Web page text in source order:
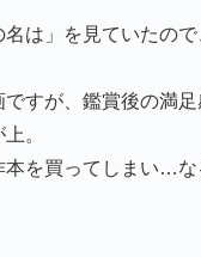
は」を見ていたの
ですが、鑑賞後の満
。
本を買ってしまい…な